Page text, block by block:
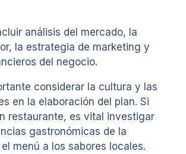
análisis del mercado, la
la estrategia de marketing y
del negocio.
considerar la cultura y las
en la elaboración del plan. Si
restaurante, es vital investigar
gastronómicas de la
menú a los sabores locales.